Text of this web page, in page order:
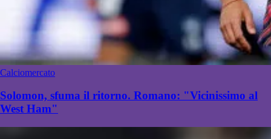
Calciomercato
Solomon, sfuma il ritorno. Romano: "Vicinissimo al
West Ham"